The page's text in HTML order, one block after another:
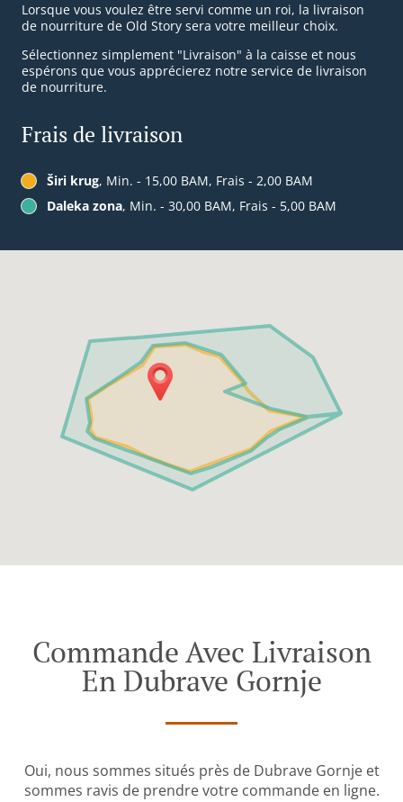
Lorsque vous voulez être servi comme un roi, la livraison
de nourriture de Old Story sera votre meilleur choix.
Sélectionnez simplement "Livraison" à la caisse et nous
espérons que vous apprécierez notre service de livraison
de nourriture.
Frais de livraison
Širi krug, Min. - 15,00 BAM, Frais - 2,00 BAM
Daleka zona, Min. - 30,00 BAM, Frais - 5,00 BAM
Commande Avec Livraison
En Dubrave Gornje
Oui, nous sommes situés près de Dubrave Gornje et
sommes ravis de prendre votre commande en ligne.